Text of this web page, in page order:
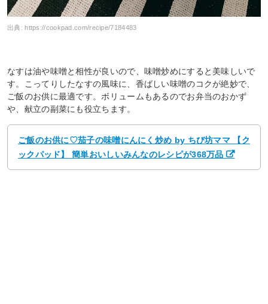
出典: https://cookpad.com/recipe/7184483
なすは油や味噌と相性が良いので、味噌炒めにすると美味しいで
す。こってりしたなすの風味に、香ばしい味噌のコクが絶妙で、
ご飯のお供に最適です。ボリュームもあるのでお弁当のおかず
や、献立の副菜にも役立ちます。
ご飯のお供に♡茄子の味噌にんにく炒め by ちび坊ママ 【ク
ックパッド】 簡単おいしいみんなのレシピが368万品